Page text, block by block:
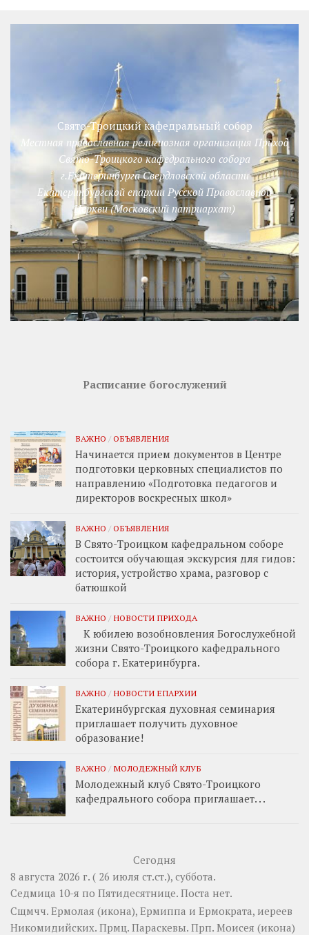
Свято-Троицкий кафедральный собор
Местная православная религиозная организация Приход
Свято-Троицкого кафедрального собора
г.Екатеринбурга Свердловской области
Екатеринбургской епархии Русской Православной
Церкви (Московский патриархат)
Расписание богослужений
ВАЖНО / ОБЪЯВЛЕНИЯ
Начинается прием документов в Центре
подготовки церковных специалистов по
направлению «Подготовка педагогов и
директоров воскресных школ»
ВАЖНО / ОБЪЯВЛЕНИЯ
В Свято-Троицком кафедральном соборе
состоится обучающая экскурсия для гидов:
история, устройство храма, разговор с
батюшкой
ВАЖНО / НОВОСТИ ПРИХОДА
К юбилею возобновления Богослужебной
жизни Свято-Троицкого кафедрального
собора г. Екатеринбурга.
ВАЖНО / НОВОСТИ ЕПАРХИИ
Екатеринбургская духовная семинария
приглашает получить духовное
образование!
ВАЖНО / МОЛОДЕЖНЫЙ КЛУБ
Молодежный клуб Свято-Троицкого
кафедрального собора приглашает. . .
Сегодня
8 августа 2026 г. ( 26 июля ст.ст.), суббота.
Седмица 10-я по Пятидесятнице. Поста нет.
Сщмчч. Ермолая (икона), Ермиппа и Ермократа, иереев
Никомидийских. Прмц. Параскевы. Прп. Моисея (икона)